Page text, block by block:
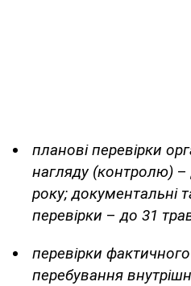
планові перевірки
нагляду (контролю) –
року; документальні
перевірки – до 31
перевірки
перебування